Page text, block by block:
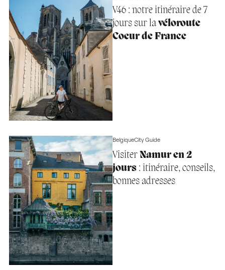
V46 : notre itinéraire de 7
jours sur lavéloroute
Coeur de France
BelgiqueCity Guide
VisiterNamur en 2
jours: itinéraire, conseils,
bonnes adresses